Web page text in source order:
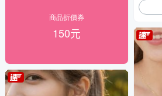
商品折價券
150元